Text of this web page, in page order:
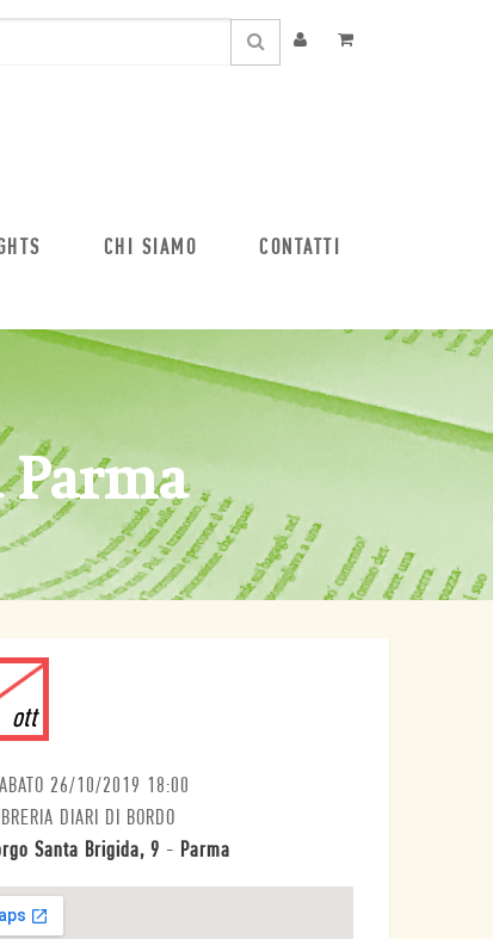
CHI SIAMO CONTATTI
ott
26/10/2019 18:00
DIARI DI BORDO
Santa Brigida, 9 - Parma